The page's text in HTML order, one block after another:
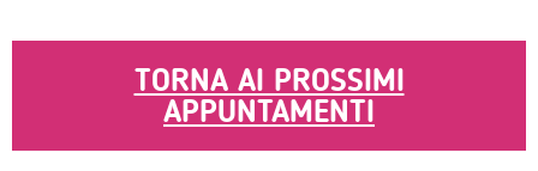
TORNA AI PROSSIMI
APPUNTAMENTI